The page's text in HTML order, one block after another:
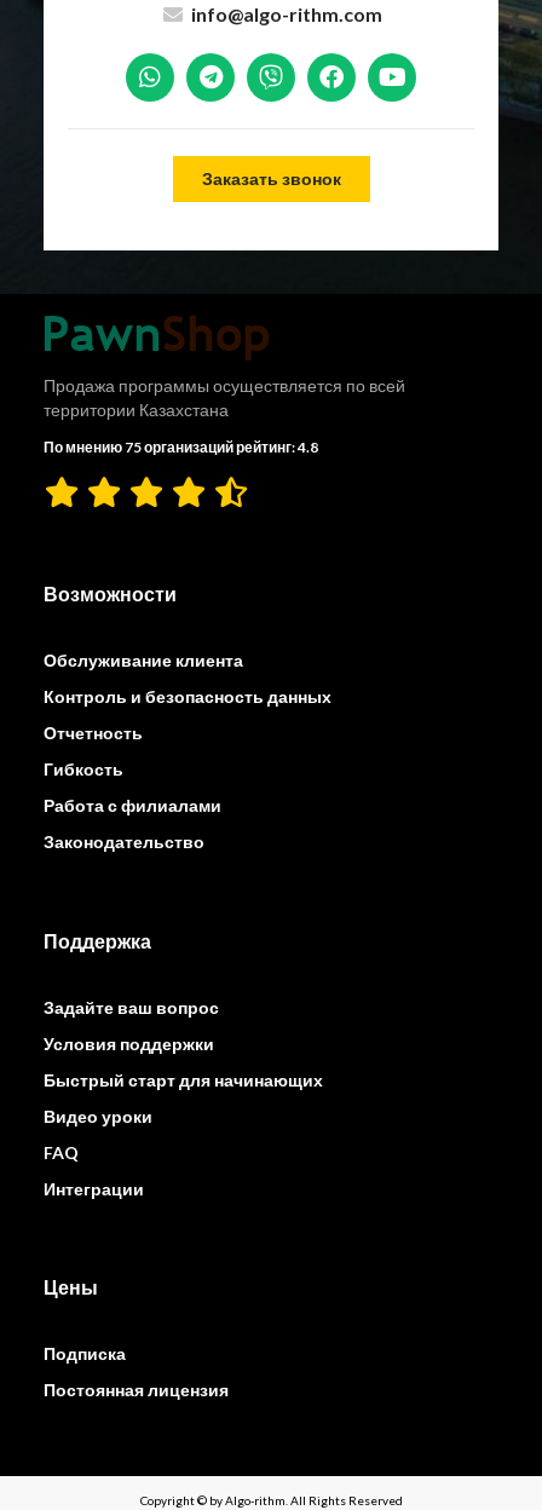
info@algo-rithm.com
Заказать звонок
Продажа программы осуществляется по всей
территории Казахстана
По мнению 75 организаций рейтинг: 4.8
Возможности
Обслуживание клиента
Контроль и безопасность данных
Отчетность
Гибкость
Работа с филиалами
Законодательство
Поддержка
Задайте ваш вопрос
Условия поддержки
Быстрый старт для начинающих
Видео уроки
FAQ
Интеграции
Цены
Подписка
Постоянная лицензия
Copyright © by Algo-rithm. All Rights Reserved